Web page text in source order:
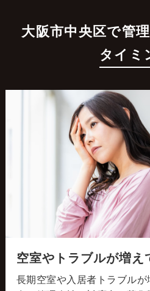
大阪市中央区で管
タイミ
空室やトラブルが増え
長期空室や入居者トラブル